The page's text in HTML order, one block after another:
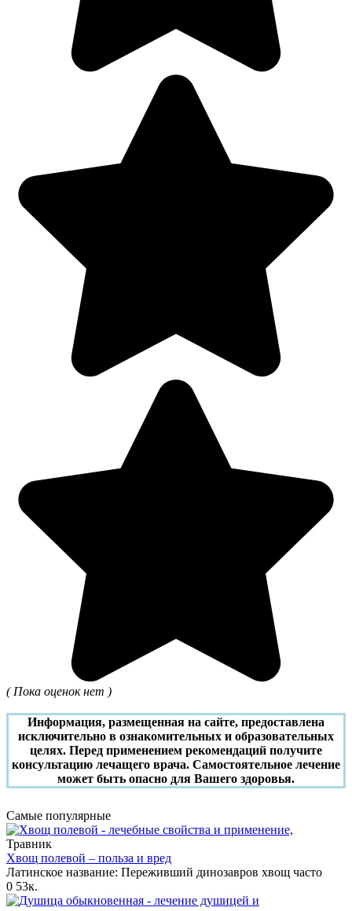
( Пока оценок нет )
Информация, размещенная на сайте, предоставлена
исключительно в ознакомительных и образовательных
целях. Перед применением рекомендаций получите
консультацию лечащего врача. Самостоятельное лечение
может быть опасно для Вашего здоровья.
Самые популярные
Травник
Хвощ полевой – польза и вред
Латинское название: Переживший динозавров хвощ часто
0 53к.